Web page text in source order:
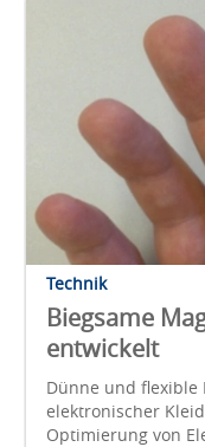
Technik
Biegsame
entwickelt
Dünne und flexible
elektronischer
Optimierung von